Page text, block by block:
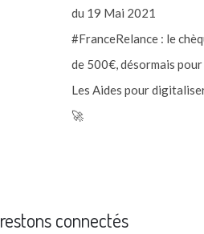
du 19 Mai 2021
#FranceRelance : le
de 500€, désormais pour
Les Aides pour
🚀
restons connectés